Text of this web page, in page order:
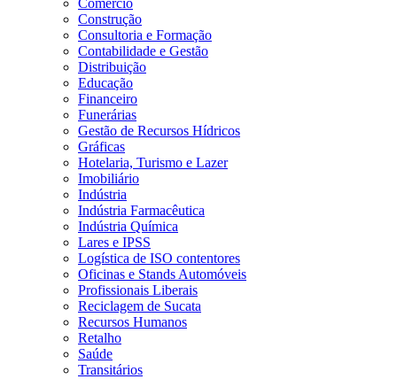
Construção
Consultoria e Formação
Contabilidade e Gestão
Distribuição
Educação
Financeiro
Funerárias
Gestão de Recursos Hídricos
Gráficas
Hotelaria, Turismo e Lazer
Imobiliário
Indústria
Indústria Farmacêutica
Indústria Química
Lares e IPSS
Logística de ISO contentores
Oficinas e Stands Automóveis
Profissionais Liberais
Reciclagem de Sucata
Recursos Humanos
Retalho
Saúde
Transitários